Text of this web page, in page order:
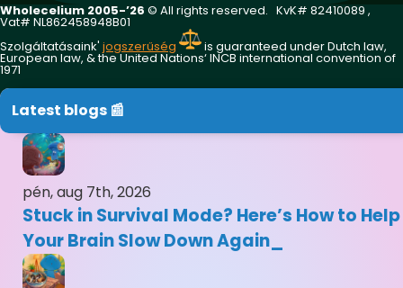
Wholecelium 2005-’26 ©️ All rights reserved. KvK# 82410089 ,
Vat# NL862458948B01
Szolgáltatásaink' jogszerűség is guaranteed under Dutch law,
European law, & the United Nations‘ INCB international convention of
1971
Latest blogs 📰
pén, aug 7th, 2026
Stuck in Survival Mode? Here’s How to Help
Your Brain Slow Down Again